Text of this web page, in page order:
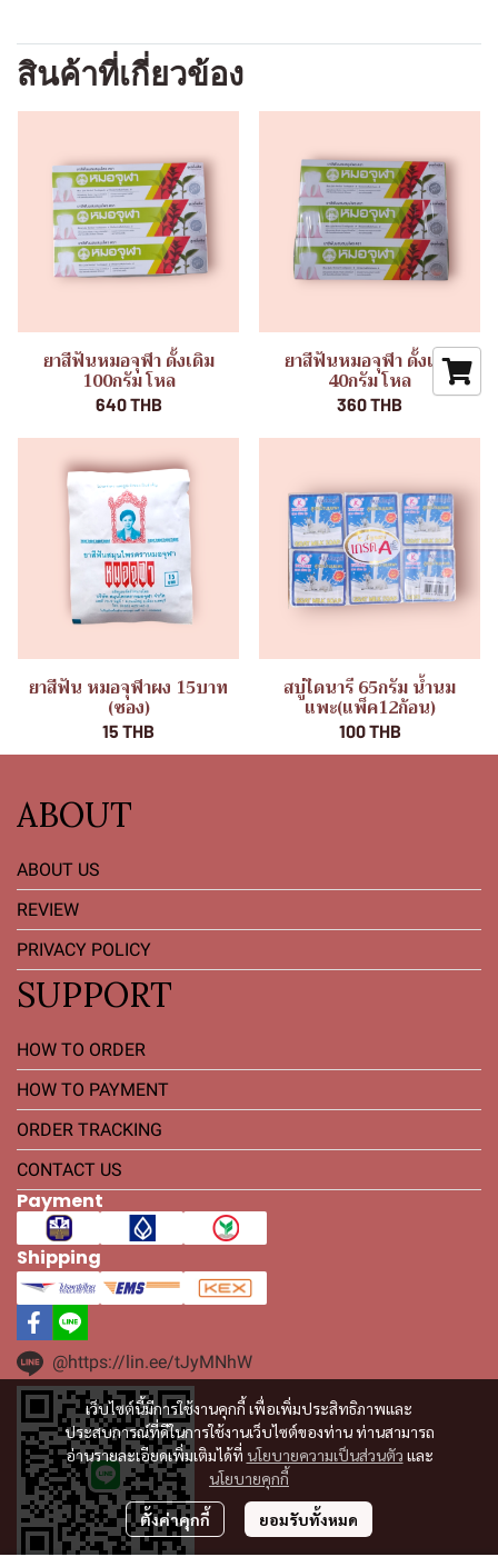
สินค้าที่เกี่ยวข้อง
ยาสีฟันหมอจุฬา ดั้งเดิม
100กรัม โหล
640 THB
ยาสีฟันหมอจุฬา ดั้งเดิม
40กรัม โหล
360 THB
ยาสีฟัน หมอจุฬาผง 15บาท
(ซอง)
15 THB
สบู่ไดนารี 65กรัม น้ำนม
แพะ(แพ็ค12ก้อน)
100 THB
เว็บไซต์นี้มีการใช้งานคุกกี้ เพื่อเพิ่มประสิทธิภาพและ
ประสบการณ์ที่ดีในการใช้งานเว็บไซต์ของท่าน ท่านสามารถ
อ่านรายละเอียดเพิ่มเติมได้ที่ นโยบายความเป็นส่วนตัว และ
นโยบายคุกกี้
ตั้งค่าคุกกี้ ยอมรับทั้งหมด
ABOUT
ABOUT US
REVIEW
PRIVACY POLICY
SUPPORT
HOW TO ORDER
HOW TO PAYMENT
ORDER TRACKING
CONTACT US
Payment
Shipping
@https://lin.ee/tJyMNhW